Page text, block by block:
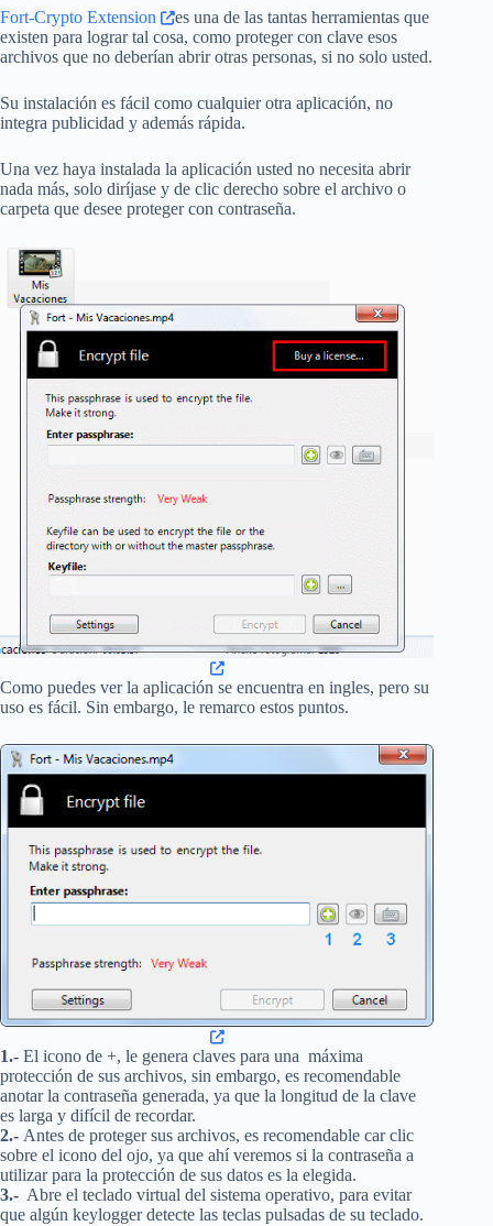
Fort-Crypto Extension
es una de las tantas herramientas que
existen para lograr tal cosa, como proteger con clave esos
archivos que no deberían abrir otras personas, si no solo usted.
Su instalación es fácil como cualquier otra aplicación, no
integra publicidad y además rápida.
Una vez haya instalada la aplicación usted no necesita abrir
nada más, solo diríjase y de clic derecho sobre el archivo o
carpeta que desee proteger con contraseña.
Como puedes ver la aplicación se encuentra en ingles, pero su
uso es fácil. Sin embargo, le remarco estos puntos.
1.- El icono de +, le genera claves para una máxima
protección de sus archivos, sin embargo, es recomendable
anotar la contraseña generada, ya que la longitud de la clave
es larga y difícil de recordar.
2.- Antes de proteger sus archivos, es recomendable car clic
sobre el icono del ojo, ya que ahí veremos si la contraseña a
utilizar para la protección de sus datos es la elegida.
3.- Abre el teclado virtual del sistema operativo, para evitar
que algún keylogger detecte las teclas pulsadas de su teclado.